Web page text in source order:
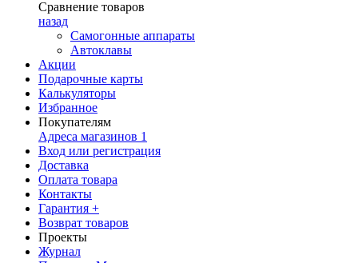
Сравнение товаров
назад
Самогонные аппараты
Автоклавы
Акции
Подарочные карты
Калькуляторы
Избранное
Покупателям
Адреса магазинов 1
Вход или регистрация
Доставка
Оплата товара
Контакты
Гарантия +
Возврат товаров
Проекты
Журнал